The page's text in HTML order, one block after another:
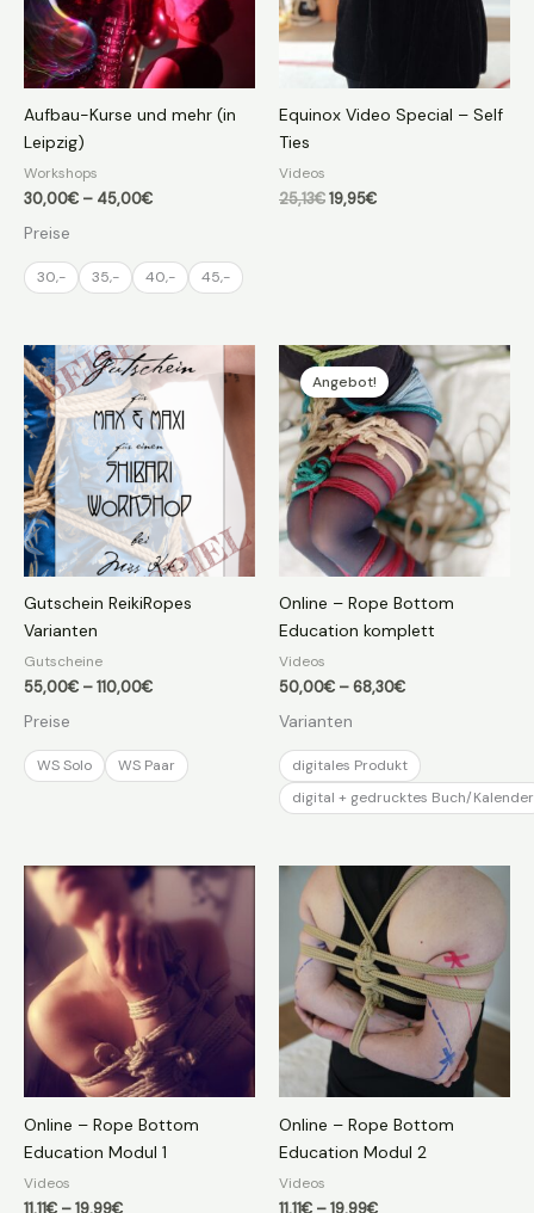
Aufbau-Kurse und mehr (in
Leipzig)
Workshops
30,00€ – 45,00€Preisspanne:
Preise
30,- 35,- 40,- 45,-
Equinox Video Special – Self
Ties
Videos
25,13€Ursprünglicher
19,95€Aktueller
Gutschein ReikiRopes
Varianten
Gutscheine
55,00€ –110,00€Preisspanne:
Preise
WS Solo WS Paar
Angebot!
Online – Rope Bottom
Education komplett
Videos
50,00€ –68,30€Preisspanne:
Varianten
digitales Produkt
digital + gedrucktes Buch/Kalender
Online – Rope Bottom
Education Modul 1
Videos
11,11€ –19,99€Preisspanne:
Online – Rope Bottom
Education Modul 2
Videos
11,11€ –19,99€Preisspanne: